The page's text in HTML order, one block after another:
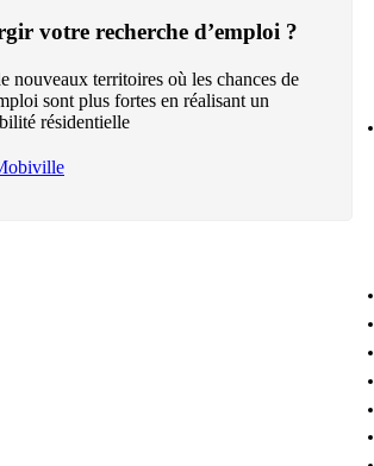
votre recherche d’emploi ?
nouveaux territoires où les chances de
sont plus fortes en réalisant un
résidentielle